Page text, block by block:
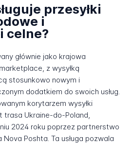
przesyłki
i
celne?
głównie jako krajowa
z wysyłką
stosunkowo nowym i
dodatkiem do swoich usług.
korytarzem wysyłki
trasa Ukraine-do-Poland,
2024 roku poprzez partnerstwo
Nova Poshta. Ta usługa pozwala